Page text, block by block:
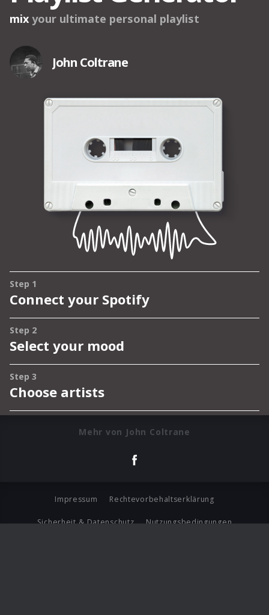
Mehr von John Coltrane
Impressum Rechtevorbehaltserklärung
Sicherheit & Datenschutz Nutzungsbedingungen